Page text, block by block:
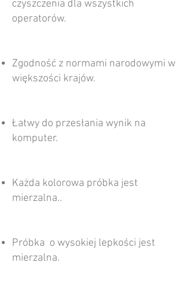
czyszczenia dla wszystkich
operatorów.
Zgodność z normami narodowymi w
większości krajów.
Łatwy do przesłania wynik na
komputer.
Każda kolorowa próbka jest
mierzalna..
Próbka o wysokiej lepkości jest
mierzalna.